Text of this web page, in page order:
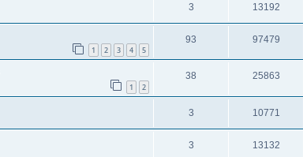
3 13192
1 2 3 4 5
93 97479
1 2
38 25863
3 10771
3 13132